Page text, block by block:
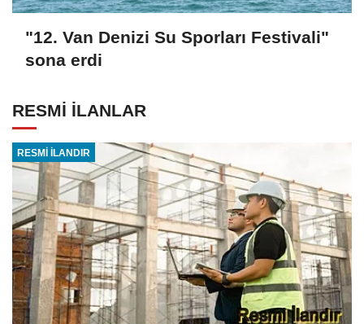
"12. Van Denizi Su Sporları Festivali"
sona erdi
RESMİ İLANLAR
RESMİ İLANDIR